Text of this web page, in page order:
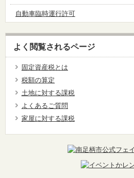
自動車臨時運行許可
よく閲覧されるページ
固定資産税とは
税額の算定
土地に対する課税
よくあるご質問
家屋に対する課税